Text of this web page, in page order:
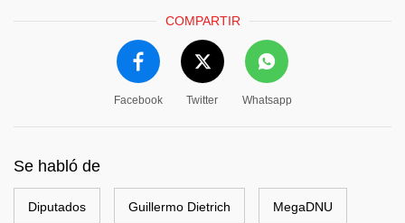
COMPARTIR
Facebook Twitter Whatsapp
Se habló de
Diputados Guillermo Dietrich MegaDNU